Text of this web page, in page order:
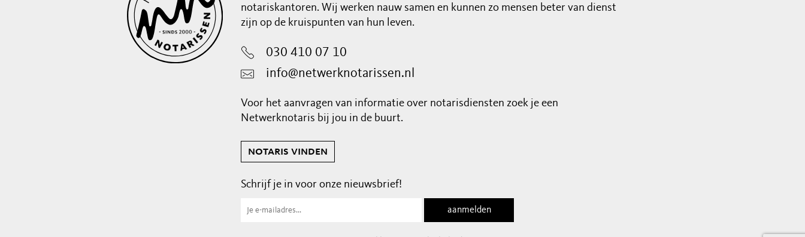
notariskantoren. Wij werken nauw samen en kunnen zo mensen beter van dienst
zijn op de kruispunten van hun leven.
030 410 07 10
info@netwerknotarissen.nl
Voor het aanvragen van informatie over notarisdiensten zoek je een
Netwerknotaris bij jou in de buurt.
notaris vinden
Schrijf je in voor onze nieuwsbrief!